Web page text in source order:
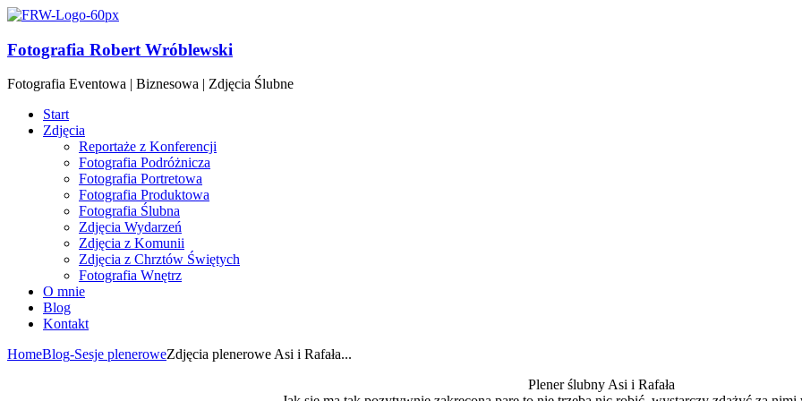
Fotografia Robert Wróblewski
Fotografia Eventowa | Biznesowa | Zdjęcia Ślubne
Start
Zdjęcia
Reportaże z Konferencji
Fotografia Podróżnicza
Fotografia Portretowa
Fotografia Produktowa
Fotografia Ślubna
Zdjęcia Wydarzeń
Zdjęcia z Komunii
Zdjęcia z Chrztów Świętych
Fotografia Wnętrz
O mnie
Blog
Kontakt
HomeBlog-Sesje pleneroweZdjęcia plenerowe Asi i Rafała...
Plener ślubny Asi i Rafała